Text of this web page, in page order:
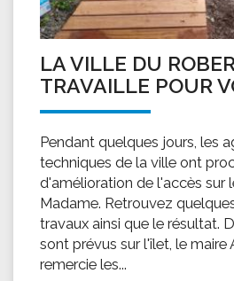
LA VILLE DU
TRAVAILLE POUR
Pendant quelques jours, les
techniques de la ville ont
d'amélioration de l'accès sur
Madame. Retrouvez
travaux ainsi que le résultat.
sont prévus sur l'îlet, le maire
remercie les...